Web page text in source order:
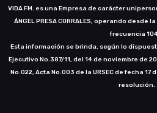
VIDA FM. es una Empresa de carácter
ÁNGEL PRESA CORRALES, operando desde
frecuencia
Esta información se brinda, según lo
Ejecutivo No.387/11, del 14 de noviembre de
No.022, Acta No.003 de la URSEC de fecha 17
resolución.